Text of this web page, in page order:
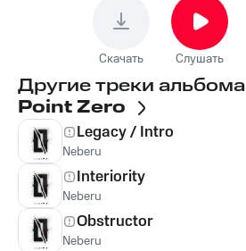
Скачать Слушать
Другие треки альбома
Point Zero
Legacy / Intro
Neberu
Interiority
Neberu
Obstructor
Neberu